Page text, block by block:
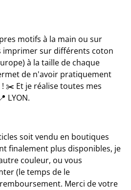
motifs à la main ou sur
imprimer sur différents coton
à la taille de chaque
de n'avoir pratiquement
✂️ Et je réalise toutes mes
LYON.
soit vendu en boutiques
finalement plus disponibles, je
couleur, ou vous
(le temps de le
Merci de votre